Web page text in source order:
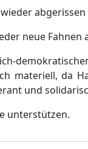
neue Fahnen
materiell, da
und
unterstützen.